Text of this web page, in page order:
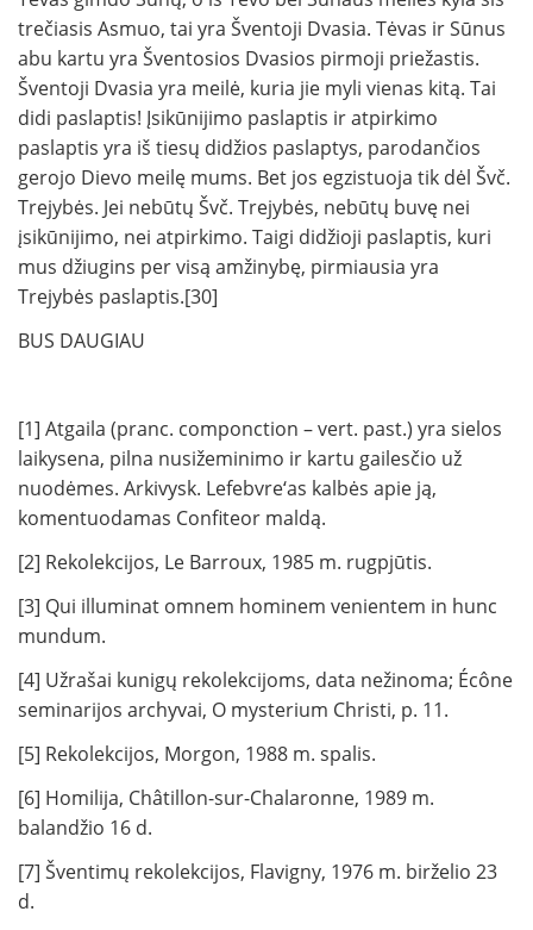
trečiasis Asmuo, tai yra Šventoji Dvasia. Tėvas ir Sūnus
abu kartu yra Šventosios Dvasios pirmoji priežastis.
Šventoji Dvasia yra meilė, kuria jie myli vienas kitą. Tai
didi paslaptis! Įsikūnijimo paslaptis ir atpirkimo
paslaptis yra iš tiesų didžios paslaptys, parodančios
gerojo Dievo meilę mums. Bet jos egzistuoja tik dėl Švč.
Trejybės. Jei nebūtų Švč. Trejybės, nebūtų buvę nei
įsikūnijimo, nei atpirkimo. Taigi didžioji paslaptis, kuri
mus džiugins per visą amžinybę, pirmiausia yra
Trejybės paslaptis.[30]
BUS DAUGIAU
[1] Atgaila (pranc. componction – vert. past.) yra sielos
laikysena, pilna nusižeminimo ir kartu gailesčio už
nuodėmes. Arkivysk. Lefebvre‘as kalbės apie ją,
komentuodamas Confiteor maldą.
[2] Rekolekcijos, Le Barroux, 1985 m. rugpjūtis.
[3] Qui illuminat omnem hominem venientem in hunc
mundum.
[4] Užrašai kunigų rekolekcijoms, data nežinoma; Écône
seminarijos archyvai, O mysterium Christi, p. 11.
[5] Rekolekcijos, Morgon, 1988 m. spalis.
[6] Homilija, Châtillon-sur-Chalaronne, 1989 m.
balandžio 16 d.
[7] Šventimų rekolekcijos, Flavigny, 1976 m. birželio 23
d.